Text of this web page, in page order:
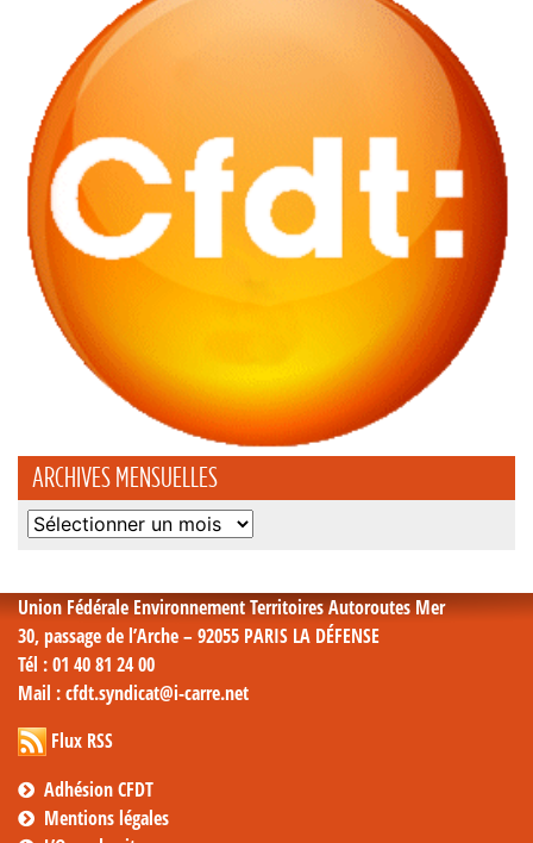
ARCHIVES MENSUELLES
Archives
Union Fédérale Environnement Territoires Autoroutes Mer
30, passage de l’Arche – 92055 PARIS LA DÉFENSE
Tél : 01 40 81 24 00
Mail : cfdt.syndicat@i-carre.net
Flux RSS
Adhésion CFDT
Mentions légales